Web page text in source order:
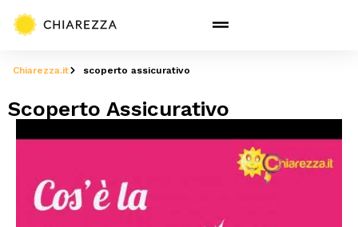
Chiarezza.it scoperto assicurativo
Scoperto Assicurativo